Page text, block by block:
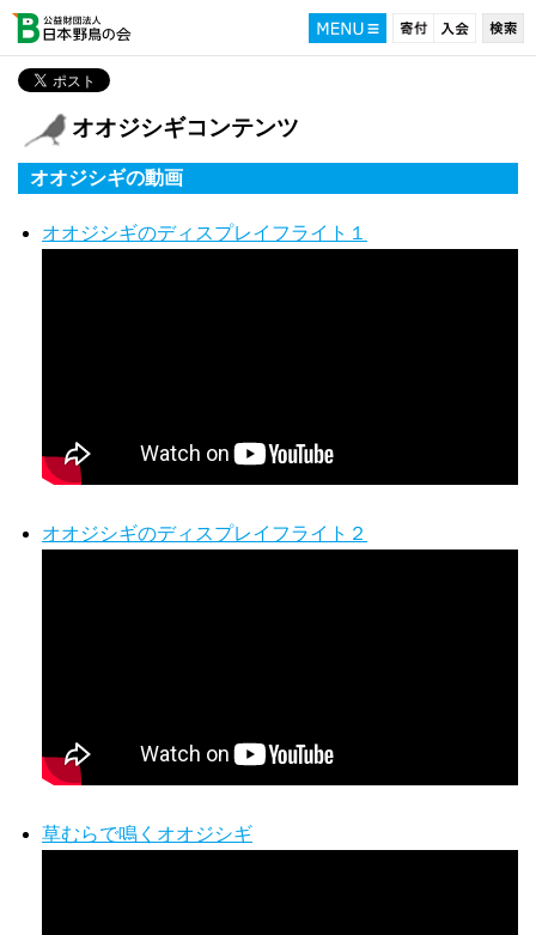
オオジシギコンテンツ
オオジシギの動画
オオジシギのディスプレイフライト１
オオジシギのディスプレイフライト２
草むらで鳴くオオジシギ